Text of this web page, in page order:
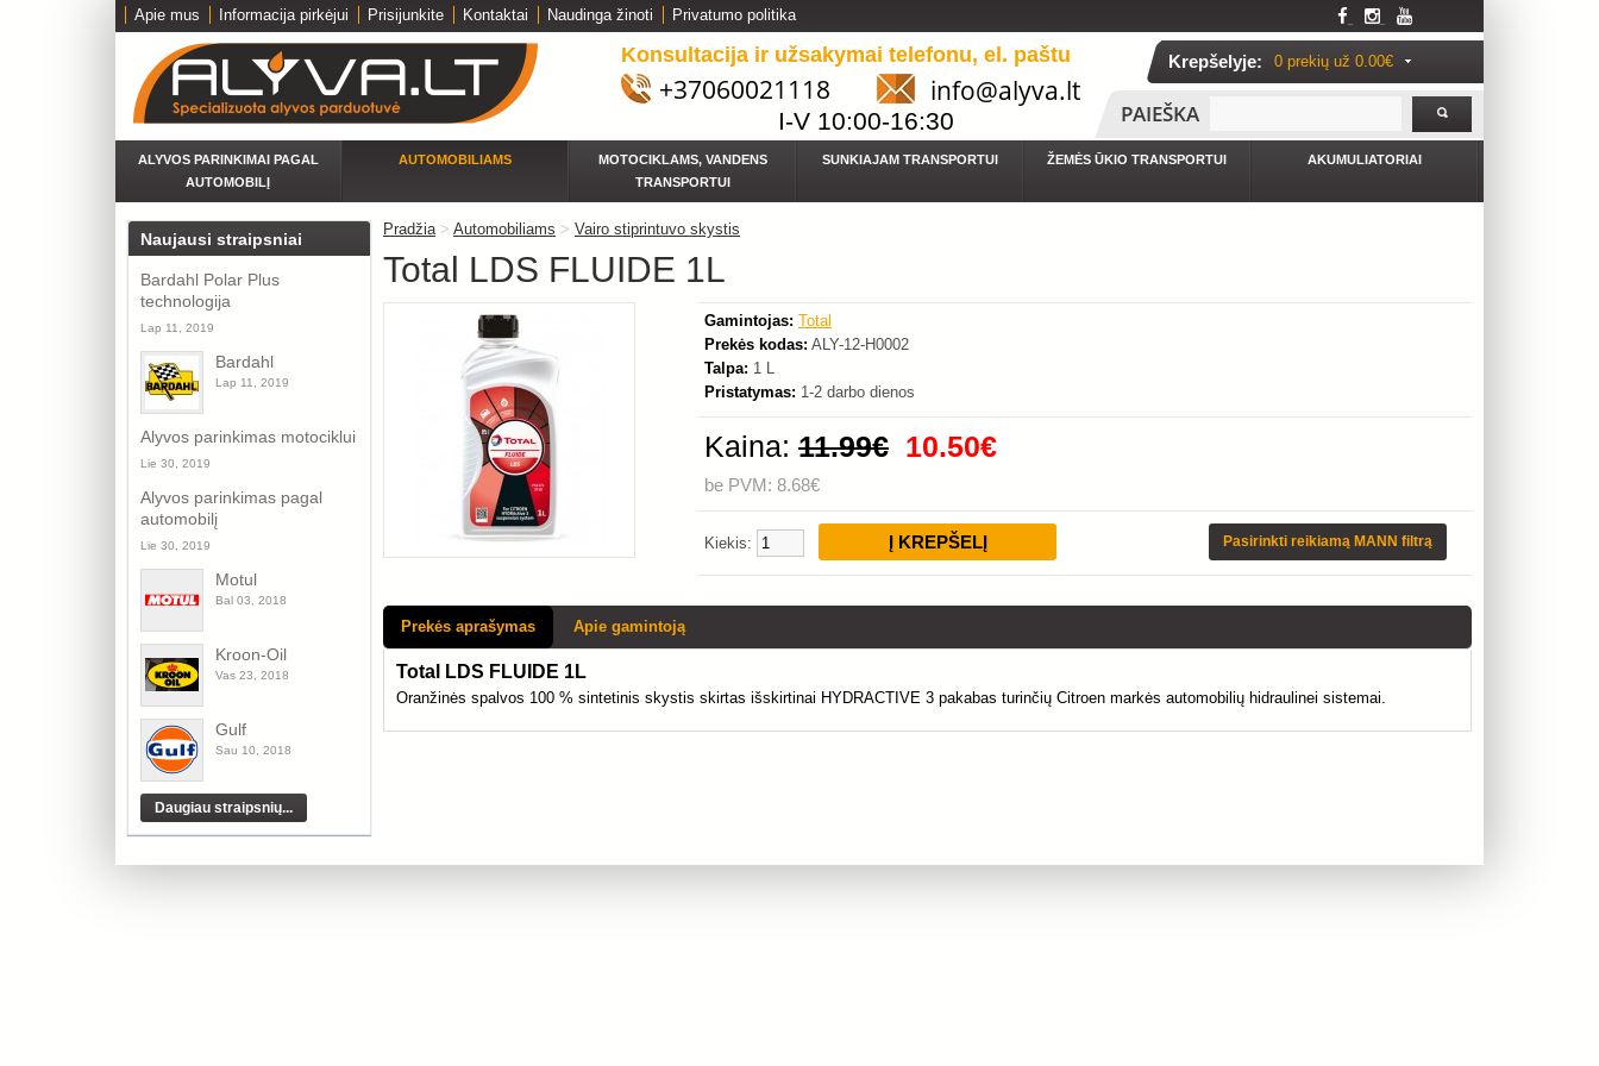
Apie mus Informacija pirkėjui Prisijunkite Kontaktai Naudinga žinoti Privatumo politika
Konsultacija ir užsakymai telefonu, el. paštu
+37060021118 info@alyva.lt
I-V 10:00-16:30
Krepšelyje: 0 prekių už 0.00€
PAIEŠKA
ALYVOS PARINKIMAI PAGAL
AUTOMOBILĮ
AUTOMOBILIAMS
MOTOCIKLAMS, VANDENS
TRANSPORTUI
SUNKIAJAM TRANSPORTUI ŽEMĖS ŪKIO TRANSPORTUI AKUMULIATORIAI
Naujausi straipsniai
Bardahl Polar Plus
technologija
Lap 11, 2019
Bardahl
Lap 11, 2019
Alyvos parinkimas motociklui
Lie 30, 2019
Alyvos parinkimas pagal
automobilį
Lie 30, 2019
Motul
Bal 03, 2018
Kroon-Oil
Vas 23, 2018
Gulf
Sau 10, 2018
Pradžia> Automobiliams > Vairo stiprintuvo skystis
Total LDS FLUIDE 1L
-12%
Gamintojas: Total
Prekės kodas: ALY-12-H0002
Talpa: 1 L
Pristatymas: 1-2 darbo dienos
Kaina: 11.99€ 10.50€
be PVM: 8.68€
Kiekis: Pasirinkti reikiamą MANN filtrą
Prekės aprašymas Apie gamintoją
Total LDS FLUIDE 1L
Oranžinės spalvos 100 % sintetinis skystis skirtas išskirtinai HYDRACTIVE 3 pakabas turinčių Citroen markės automobilių hidraulinei sistemai.